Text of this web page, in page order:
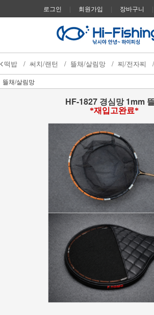
로그인 | 회원가입 | 장바구니 |
떡밥 / 써치/랜턴 / 뜰채/살림망 / 찌/전자찌 /
뜰채/살림망
HF-1827 경심망 1mm
*재입고완료*